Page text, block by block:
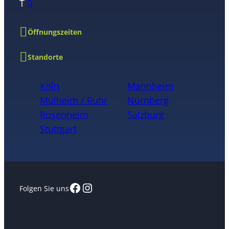
T 0
Öffnungszeiten
Standorte
Köln
Mannheim
Mülheim / Ruhr
Nürnberg
Rosenheim
Salzburg
Stuttgart
Folgen Sie unsFacebook
Instagram